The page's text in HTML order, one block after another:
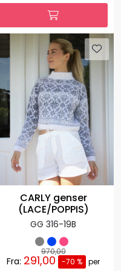
CARLY genser
(LACE/POPPIS)
GG 316-19B
970,00
Fra: 291,00 -70 % per